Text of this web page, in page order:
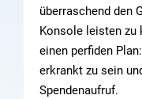
überraschend den
Konsole leisten zu
einen perfiden
erkrankt zu sein
Spendenaufruf.